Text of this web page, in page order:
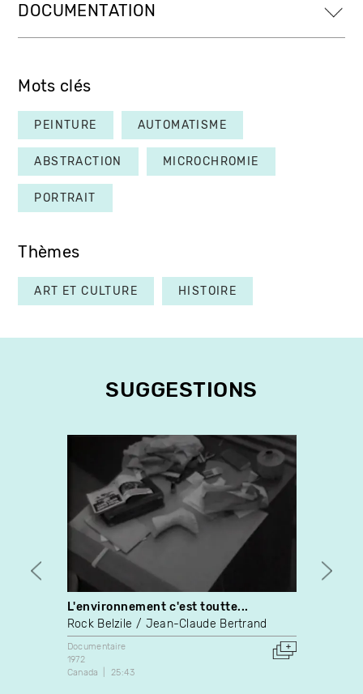
DOCUMENTATION
Mots clés
PEINTURE AUTOMATISME
ABSTRACTION MICROCHROMIE
PORTRAIT
Thèmes
ART ET CULTURE HISTOIRE
SUGGESTIONS
L'environnement c'est toutte...
Rock Belzile
Jean-Claude Bertrand
Documentaire
1972
Canada
25:43